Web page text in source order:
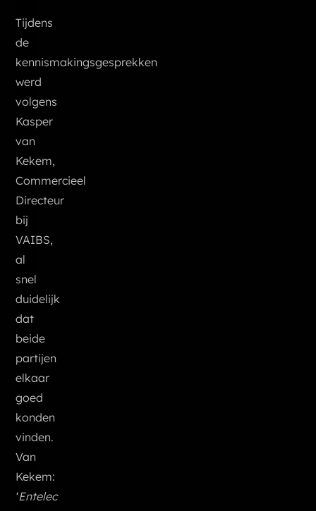
Tijdens
de
kennismakingsgesprekken
werd
volgens
Kasper
van
Kekem,
Commercieel
Directeur
bij
VAIBS,
al
snel
duidelijk
dat
beide
partijen
elkaar
goed
konden
vinden.
Van
Kekem:
‘Entelec